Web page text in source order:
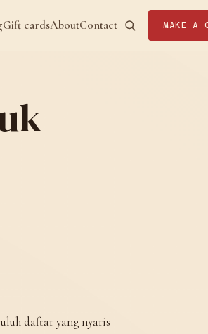
daftar yang nyaris
Gift cardsAboutContact MAKE A